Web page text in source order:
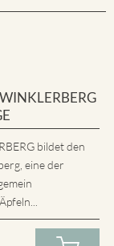
bildet den
eine der